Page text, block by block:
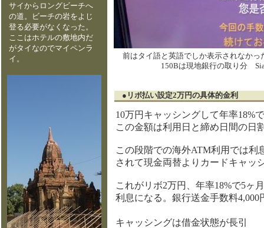
サイからロングビーチへ
の道。ビーチの岩をよじ
登る必要がなくなった。
ここはホテルの敷地内だ
がタイなのでマイペンラ
イ。
前はタイ語と英語でしか表示されなか
150Bは現地銀行の取り分
●リボ払い設定2万円の具体的金
10万円キャッシングして年率18%
この金額は利用日と締め日間の日
この段階での海外ATM利用では利
されて現金両替よりカードキャッ
これがリボ2万円、年率18%で5ヶ
利息になる。銀行送金手数料4,000
キャッシングは借金状態が長引